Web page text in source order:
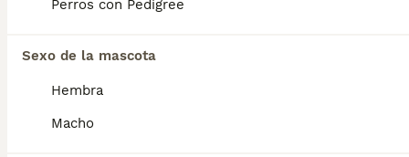
Perros con Pedigree
Sexo de la mascota
Hembra
Macho
Informarse bien y comparar opciones antes
decisión.